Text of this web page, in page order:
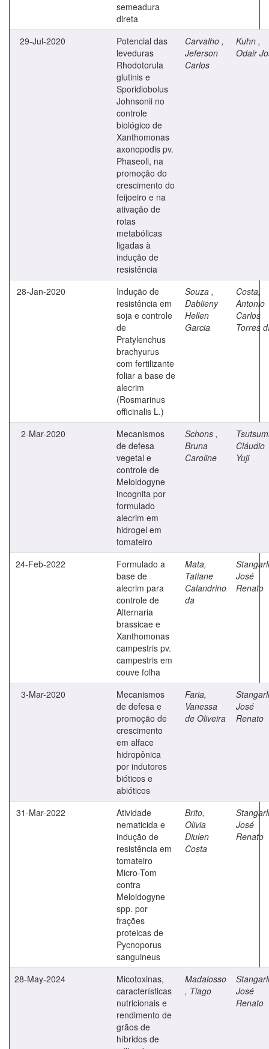
semeadura
direta
29-Jul-2020
Potencial das
leveduras
Rhodotorula
glutinis e
Sporidiobolus
Johnsonii no
controle
biológico de
Xanthomonas
axonopodis pv.
Phaseoli, na
promoção do
crescimento do
feijoeiro e na
ativação de
rotas
metabólicas
ligadas à
indução de
resistência
Carvalho ,
Jeferson
Carlos
Kuhn ,
Odair
28-Jan-2020
Indução de
resistência em
soja e controle
de
Pratylenchus
brachyurus
com fertilizante
foliar a base de
alecrim
(Rosmarinus
officinalis L.)
Souza ,
Dablieny
Hellen
Garcia
Costa,
Antonio
Carlos
Torres
2-Mar-2020
Mecanismos
de defesa
vegetal e
controle de
Meloidogyne
incognita por
formulado
alecrim em
hidrogel em
tomateiro
Schons ,
Bruna
Caroline
Cláudio
Yuji
24-Feb-2022
Formulado a
base de
alecrim para
controle de
Alternaria
brassicae e
Xanthomonas
campestris pv.
campestris em
couve folha
Mata,
Tatiane
Calandrino
da
José
Renato
3-Mar-2020
Mecanismos
de defesa e
promoção de
crescimento
em alface
hidropônica
por indutores
bióticos e
abióticos
Faria,
Vanessa
de Oliveira
José
Renato
31-Mar-2022
Atividade
nematicida e
indução de
resistência em
tomateiro
Micro-Tom
contra
Meloidogyne
spp. por
frações
proteicas de
Pycnoporus
sanguineus
Brito,
Olivia
Diulen
Costa
José
Renato
28-May-2024
Micotoxinas,
características
nutricionais e
rendimento de
grãos de
híbridos de
Madalosso
, Tiago
José
Renato